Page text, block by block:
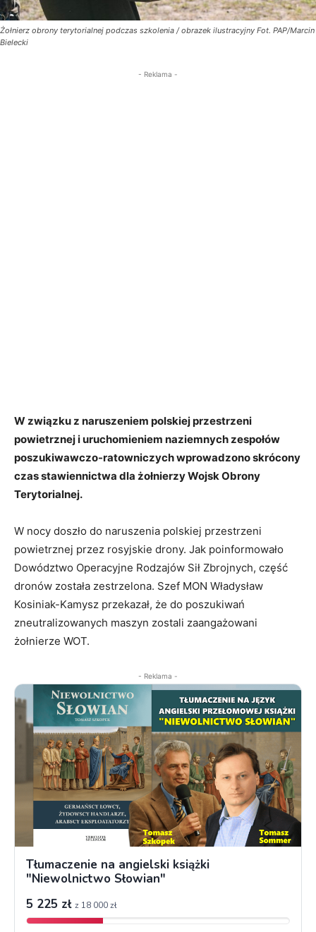
Żołnierz obrony terytorialnej podczas szkolenia / obrazek ilustracyjny Fot. PAP/Marcin
Bielecki
- Reklama -
W związku z naruszeniem polskiej przestrzeni
powietrznej i uruchomieniem naziemnych zespołów
poszukiwawczo-ratowniczych wprowadzono skrócony
czas stawiennictwa dla żołnierzy Wojsk Obrony
Terytorialnej.
W nocy doszło do naruszenia polskiej przestrzeni
powietrznej przez rosyjskie drony. Jak poinformowało
Dowództwo Operacyjne Rodzajów Sił Zbrojnych, część
dronów została zestrzelona. Szef MON Władysław
Kosiniak-Kamysz przekazał, że do poszukiwań
zneutralizowanych maszyn zostali zaangażowani
żołnierze WOT.
- Reklama -